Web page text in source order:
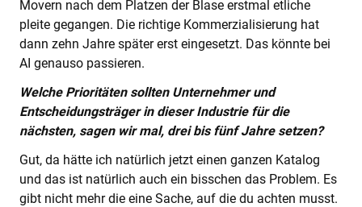
Movern nach dem Platzen der Blase erstmal etliche
pleite gegangen. Die richtige Kommerzialisierung hat
dann zehn Jahre später erst eingesetzt. Das könnte bei
AI genauso passieren.
Welche Prioritäten sollten Unternehmer und
Entscheidungsträger in dieser Industrie für die
nächsten, sagen wir mal, drei bis fünf Jahre setzen?
Gut, da hätte ich natürlich jetzt einen ganzen Katalog
und das ist natürlich auch ein bisschen das Problem. Es
gibt nicht mehr die eine Sache, auf die du achten musst.